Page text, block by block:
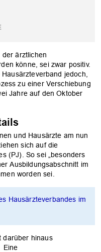
der ärztlichen
könne, sei zwar positiv.
jedoch,
zu einer Verschiebung
Jahre auf den Oktober
und Hausärzte am nun
sich auf die
(PJ). So sei „besonders
Ausbildungsabschnitt im
worden sei.
Hausärzteverbandes im
darüber hinaus
Eine